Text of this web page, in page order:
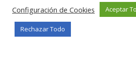
consideradas responsables de las
Configuración de Cookies
Aceptar
Rechazar Todo